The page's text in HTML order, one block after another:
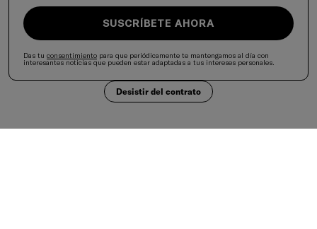
SUSCRÍBETE AHORA
Das tu consentimiento para que periódicamente te mantengamos al día con
interesantes noticias que pueden estar adaptadas a tus intereses personales.
Desistir del contrato